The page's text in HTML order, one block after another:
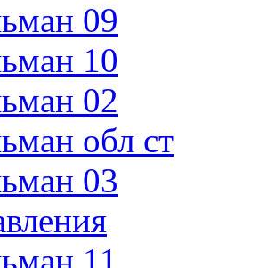
09
10
02
обл ст
03